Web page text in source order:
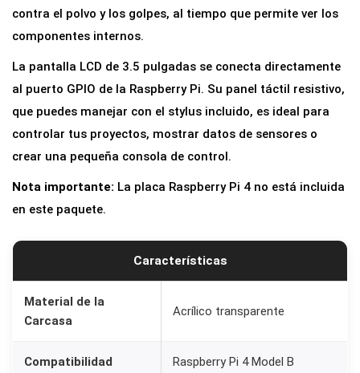
contra el polvo y los golpes, al tiempo que permite ver los
componentes internos.
La pantalla LCD de 3.5 pulgadas se conecta directamente
al puerto GPIO de la Raspberry Pi. Su panel táctil resistivo,
que puedes manejar con el stylus incluido, es ideal para
controlar tus proyectos, mostrar datos de sensores o
crear una pequeña consola de control.
Nota importante: La placa Raspberry Pi 4 no está incluida
en este paquete.
Características
Material de la
Carcasa
Acrílico transparente
Compatibilidad Raspberry Pi 4 Model B